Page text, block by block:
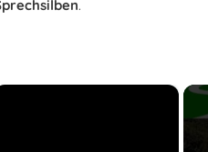
.
×